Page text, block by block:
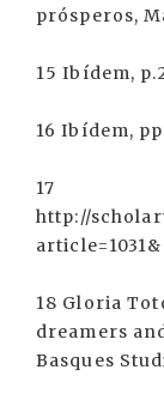
prósperos,
15 Ibídem,
16 Ibídem,
17
http://
18 Gloria
dreamers
Basques